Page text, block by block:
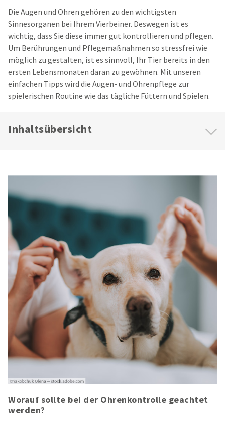
Die Augen und Ohren gehören zu den wichtigsten
Sinnesorganen bei Ihrem Vierbeiner. Deswegen ist es
wichtig, dass Sie diese immer gut kontrollieren und pflegen.
Um Berührungen und Pflegemaßnahmen so stressfrei wie
möglich zu gestalten, ist es sinnvoll, Ihr Tier bereits in den
ersten Lebensmonaten daran zu gewöhnen. Mit unseren
einfachen Tipps wird die Augen- und Ohrenpflege zur
spielerischen Routine wie das tägliche Füttern und Spielen.
Inhaltsübersicht
Worauf sollte bei der Ohrenkontrolle geachtet
werden?